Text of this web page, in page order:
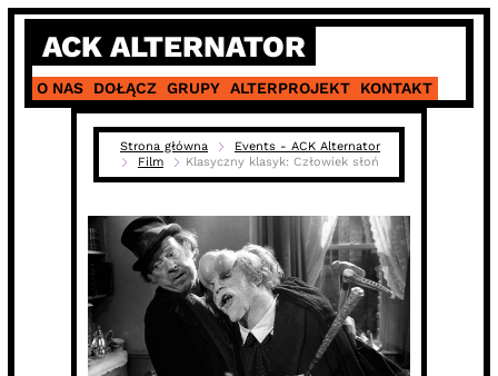
Skip
content
ACK ALTERNATOR
O NAS DOŁĄCZ GRUPY ALTERPROJEKT KONTAKT
Strona główna
Events - ACK Alternator
Film
Klasyczny klasyk: Człowiek słoń